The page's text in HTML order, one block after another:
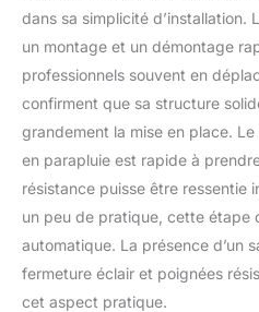
les
de
:
dans sa simplicité d’installation.
un montage et un démontage
professionnels souvent en
confirment que sa structure
grandement la mise en place.
en parapluie est rapide à
résistance puisse être ressentie
un peu de pratique, cette étape
automatique. La présence d’un
fermeture éclair et poignées
cet aspect pratique.